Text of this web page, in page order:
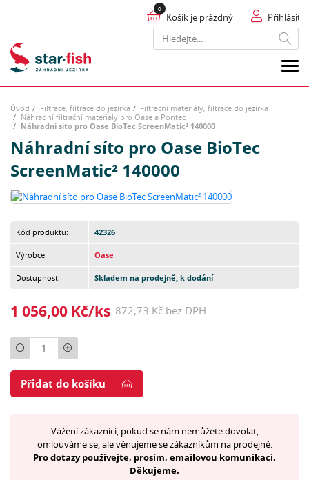
Hledat
Přihlásit
Košík je prázdný
Úvod Filtrace, filtrace do jezírka
Filtrační materiály, filtrace do jezírka
Náhradní filtrační materiály pro Oase a Pontec
Náhradní síto pro Oase BioTec ScreenMatic² 140000
Náhradní síto pro Oase BioTec
ScreenMatic² 140000
Kód produktu: 42326
Výrobce: Oase
Dostupnost: Skladem na prodejně, k dodání
1 056,00 Kč/ks 872,73 Kč bez DPH
Počet
Přidat do košíku
Vážení zákazníci, pokud se nám nemůžete dovolat,
omlouváme se, ale věnujeme se zákazníkům na prodejně.
Pro dotazy používejte, prosím, emailovou komunikaci.
Děkujeme.